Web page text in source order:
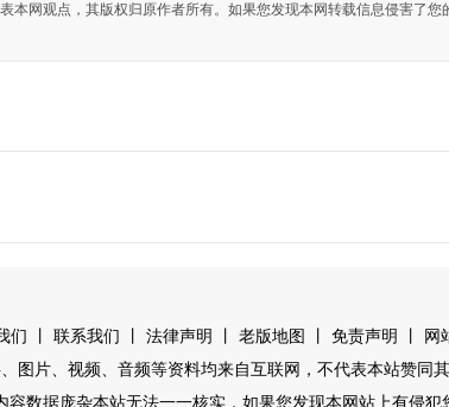
本网观点，其版权归原作者所有。如果您发现本网转载信息侵害了您
们 联系我们 法律声明 老版地图 免责声明 网
图片、视频、音频等资料均来自互联网，不代表本站赞同
数据庞杂本站无法一一核实，如果您发现本网站上有侵犯